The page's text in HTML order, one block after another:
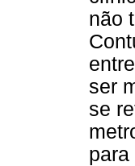
não
ser
se